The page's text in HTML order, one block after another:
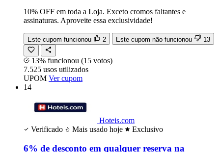
10% OFF em toda a Loja. Exceto cromos faltantes e
assinaturas. Aproveite essa exclusividade!
Este cupom funcionou 2 Este cupom não funcionou 13
13% funcionou (15 votos)
7.525 usos utilizados
UPOM Ver cupom
14
Hoteis.com
Verificado
Mais usado hoje Exclusivo
6% de desconto em qualquer reserva na